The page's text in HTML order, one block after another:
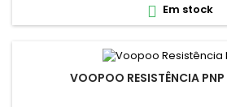
 Em stock
VOOPOO RESISTÊNCIA